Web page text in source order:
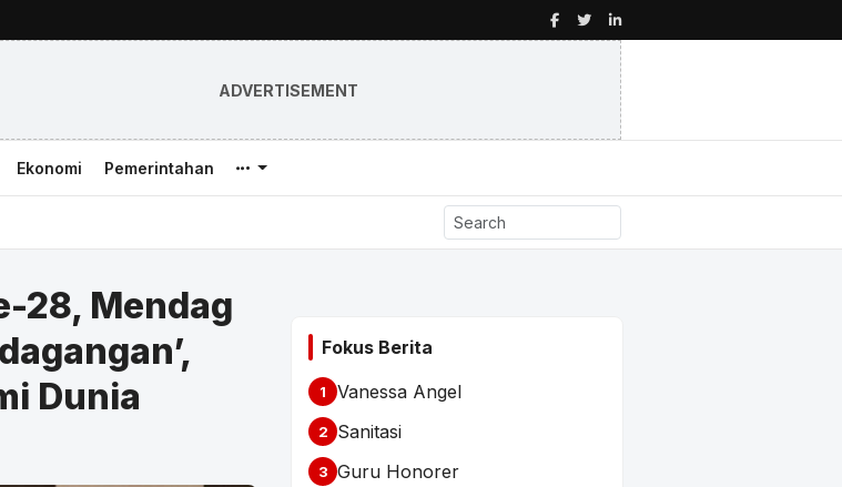
ADVERTISEMENT
Ekonomi Pemerintahan
28, Mendag
Dunia
Fokus Berita
1 Vanessa Angel
2 Sanitasi
3 Guru Honorer